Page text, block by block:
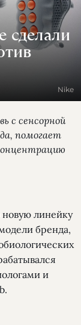
сделали
Nike
с сенсорной
помогает
линейку
бренда,
и